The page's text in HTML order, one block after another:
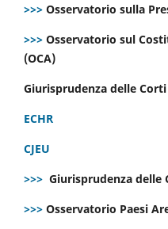
>>> Osservatorio sulla
>>> Osservatorio sul
(OCA)
Giurisprudenza delle
ECHR
CJEU
>>> Giurisprudenza delle
>>> Osservatorio Paesi